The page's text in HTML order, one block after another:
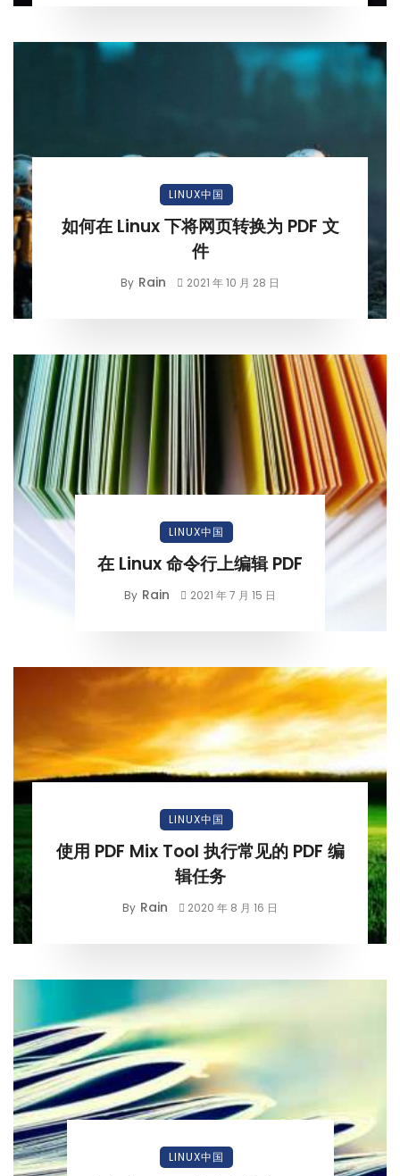
LINUX中国
如何在 Linux 下将网页转换为 PDF 文
件
By Rain 2021 年 10 月 28 日
LINUX中国
在 Linux 命令行上编辑 PDF
By Rain 2021 年 7 月 15 日
LINUX中国
使用 PDF Mix Tool 执行常见的 PDF 编
辑任务
By Rain 2020 年 8 月 16 日
LINUX中国